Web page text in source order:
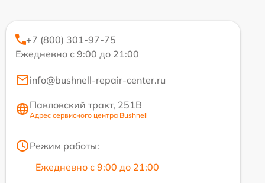
+7 (800) 301-97-75
Ежедневно с 9:00 до 21:00
info@bushnell-repair-center.ru
Павловский тракт, 251В
Адрес сервисного центра Bushnell
Режим работы:
Ежедневно с 9:00 до 21:00